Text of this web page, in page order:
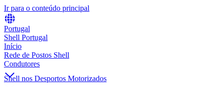
Ir para o conteúdo principal
Portugal
Shell Portugal
Início
Rede de Postos Shell
Condutores
Shell nos Desportos Motorizados